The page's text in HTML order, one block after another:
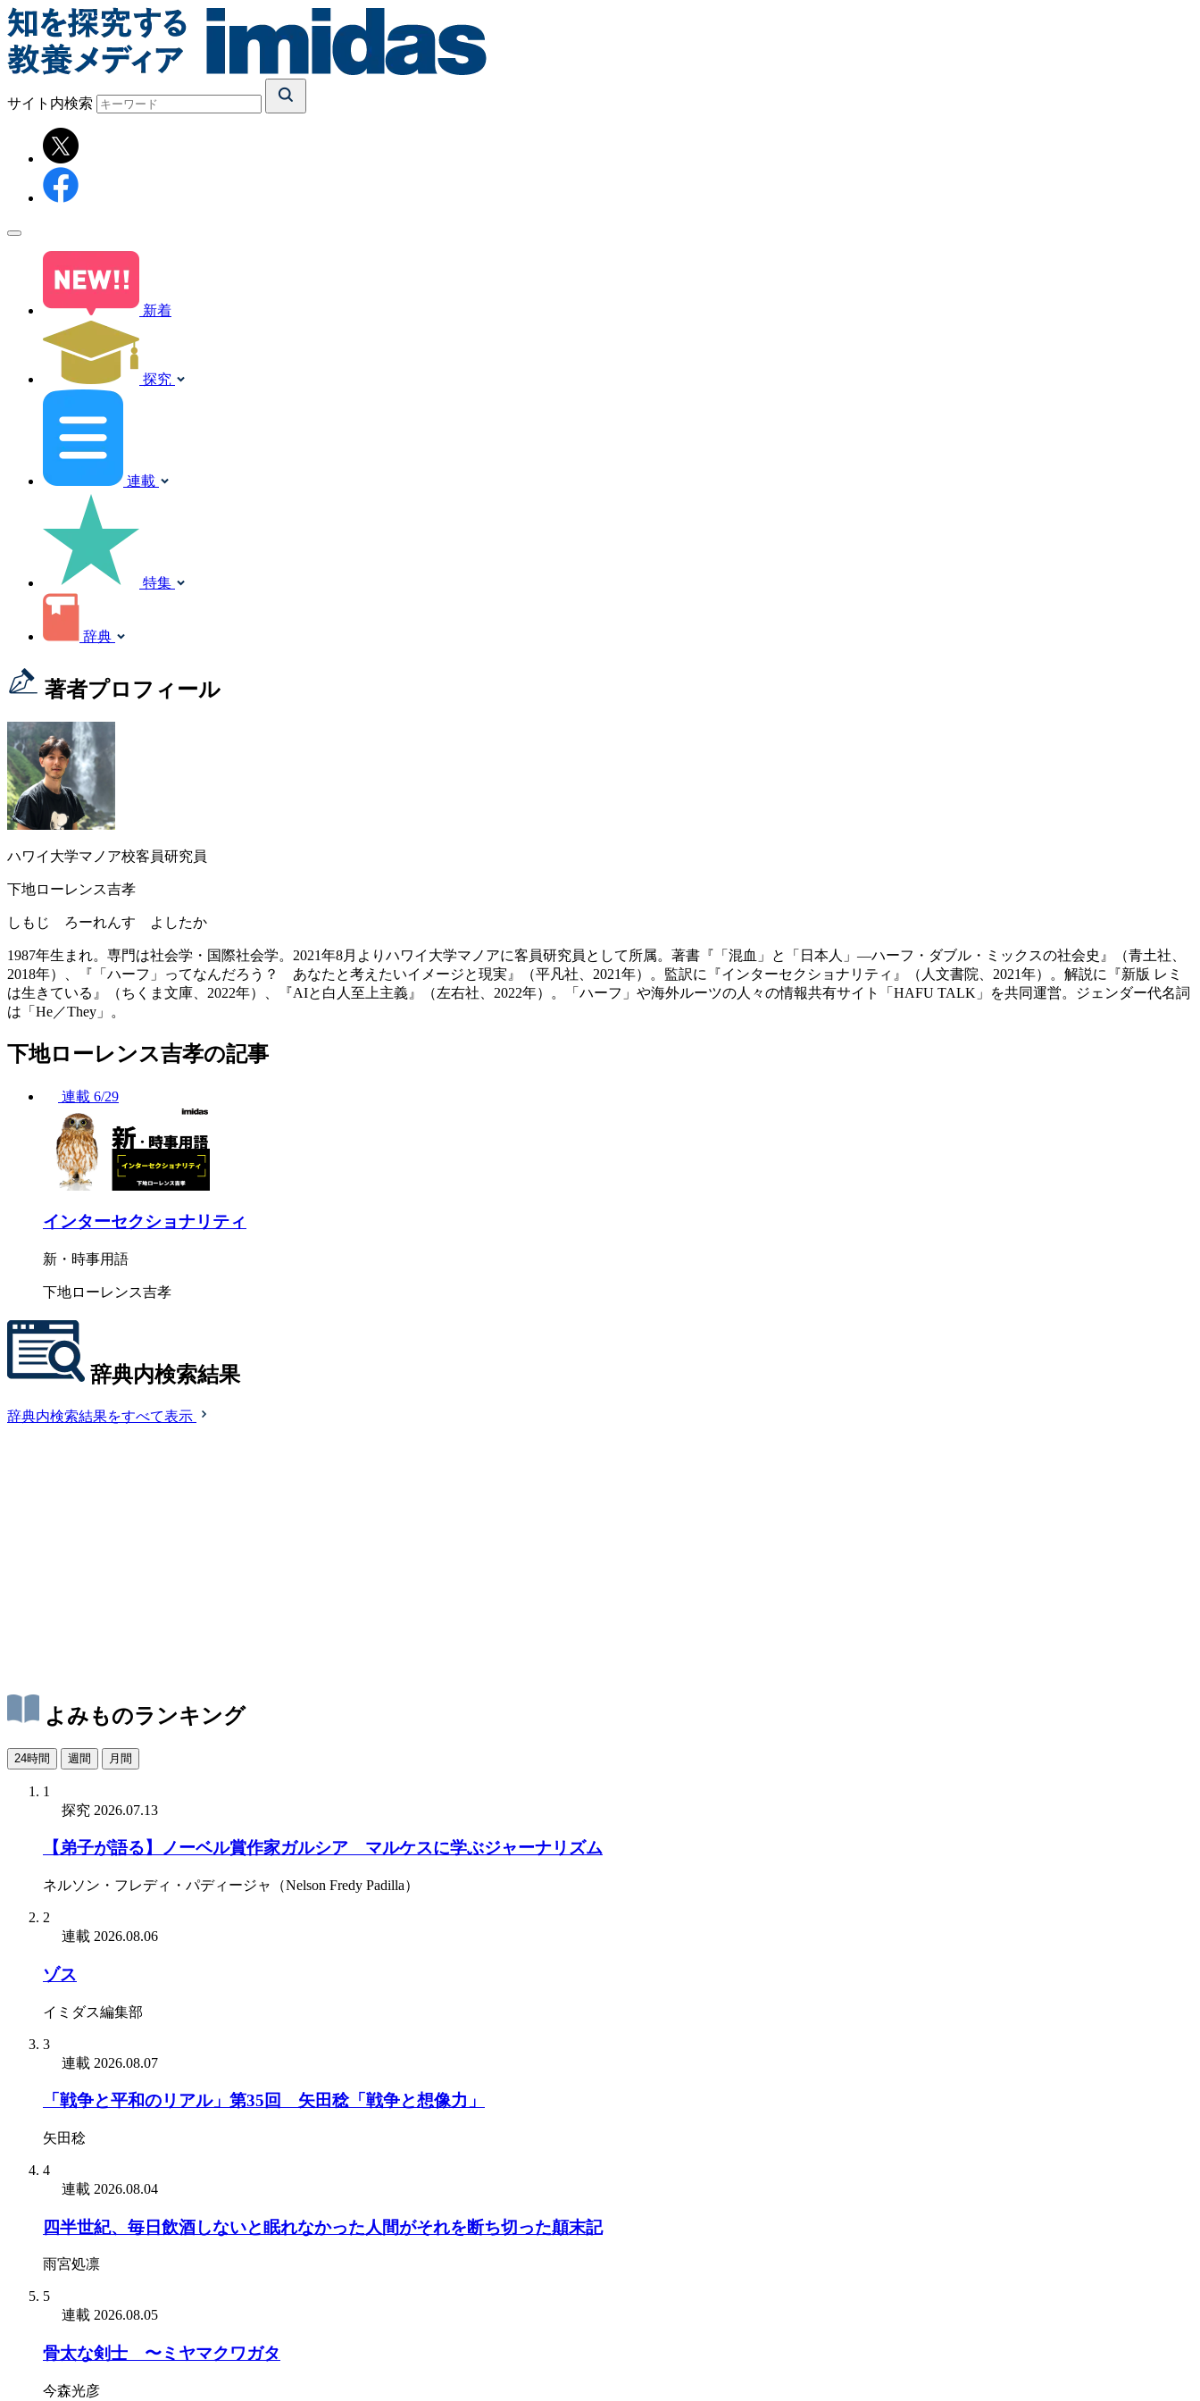
サイト内検索
新着
探究
連載
特集
辞典
著者プロフィール
ハワイ大学マノア校客員研究員
下地ローレンス吉孝
しもじ ろーれんす よしたか
1987年生まれ。専門は社会学・国際社会学。2021年8月よりハワイ大学マノアに客員研究員として所属。著書『「混血」と「日本人」―ハーフ・ダブル・ミックスの社会史』（青土社、
2018年）、『「ハーフ」ってなんだろう？ あなたと考えたいイメージと現実』（平凡社、2021年）。監訳に『インターセクショナリティ』（人文書院、2021年）。解説に『新版 レミ
は生きている』（ちくま文庫、2022年）、『AIと白人至上主義』（左右社、2022年）。「ハーフ」や海外ルーツの人々の情報共有サイト「HAFU TALK」を共同運営。ジェンダー代名詞
は「He／They」。
下地ローレンス吉孝の記事
連載 6/29
インターセクショナリティ
新・時事用語
下地ローレンス吉孝
辞典内検索結果
辞典内検索結果をすべて表示
よみものランキング
24時間 週間 月間
1
探究 2026.07.13
【弟子が語る】ノーベル賞作家ガルシア゠マルケスに学ぶジャーナリズム
ネルソン・フレディ・パディージャ（Nelson Fredy Padilla）
2
連載 2026.08.06
ゾス
イミダス編集部
3
連載 2026.08.07
「戦争と平和のリアル」第35回 矢田稔「戦争と想像力」
矢田稔
4
連載 2026.08.04
四半世紀、毎日飲酒しないと眠れなかった人間がそれを断ち切った顛末記
雨宮処凛
5
連載 2026.08.05
骨太な剣士 〜ミヤマクワガタ
今森光彦